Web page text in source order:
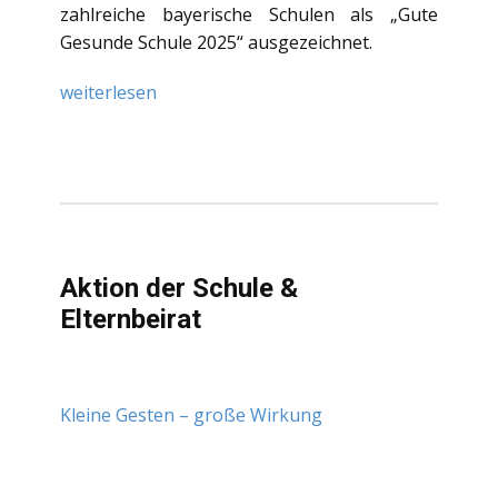
zahlreiche bayerische Schulen als „Gute
Gesunde Schule 2025“ ausgezeichnet.
weiterlesen
Aktion der Schule &
Elternbeirat
Kleine Gesten – große Wirkung